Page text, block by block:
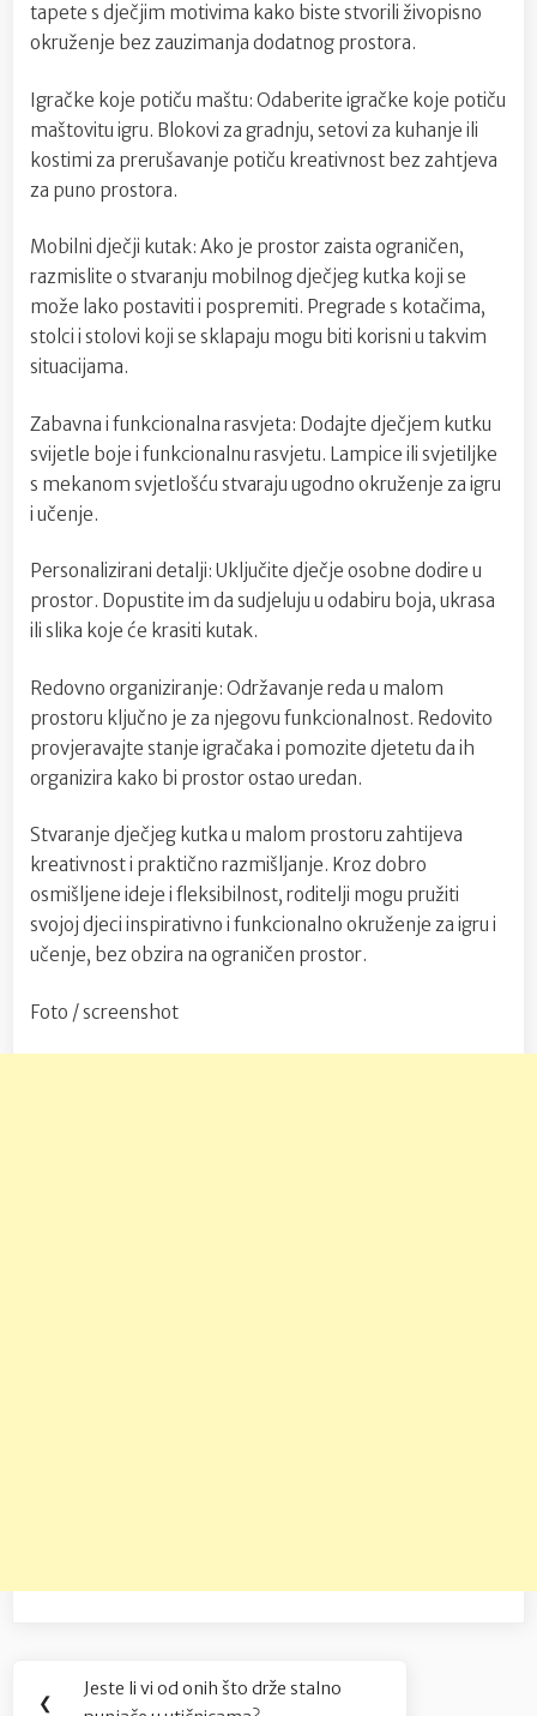
tapete s dječjim motivima kako biste stvorili živopisno
okruženje bez zauzimanja dodatnog prostora.
Igračke koje potiču maštu: Odaberite igračke koje potiču
maštovitu igru. Blokovi za gradnju, setovi za kuhanje ili
kostimi za prerušavanje potiču kreativnost bez zahtjeva
za puno prostora.
Mobilni dječji kutak: Ako je prostor zaista ograničen,
razmislite o stvaranju mobilnog dječjeg kutka koji se
može lako postaviti i pospremiti. Pregrade s kotačima,
stolci i stolovi koji se sklapaju mogu biti korisni u takvim
situacijama.
Zabavna i funkcionalna rasvjeta: Dodajte dječjem kutku
svijetle boje i funkcionalnu rasvjetu. Lampice ili svjetiljke
s mekanom svjetlošću stvaraju ugodno okruženje za igru
i učenje.
Personalizirani detalji: Uključite dječje osobne dodire u
prostor. Dopustite im da sudjeluju u odabiru boja, ukrasa
ili slika koje će krasiti kutak.
Redovno organiziranje: Održavanje reda u malom
prostoru ključno je za njegovu funkcionalnost. Redovito
provjeravajte stanje igračaka i pomozite djetetu da ih
organizira kako bi prostor ostao uredan.
Stvaranje dječjeg kutka u malom prostoru zahtijeva
kreativnost i praktično razmišljanje. Kroz dobro
osmišljene ideje i fleksibilnost, roditelji mogu pružiti
svojoj djeci inspirativno i funkcionalno okruženje za igru i
učenje, bez obzira na ograničen prostor.
Foto / screenshot
Navigacija
❮ Previous
Jeste li vi od onih što drže stalno